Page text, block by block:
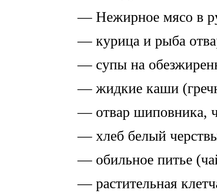
— Нежирное мясо в
— курица и рыба
— супы на
— жидкие каши
— отвар шиповника,
— хлеб белый
— обильное питье
— растительная